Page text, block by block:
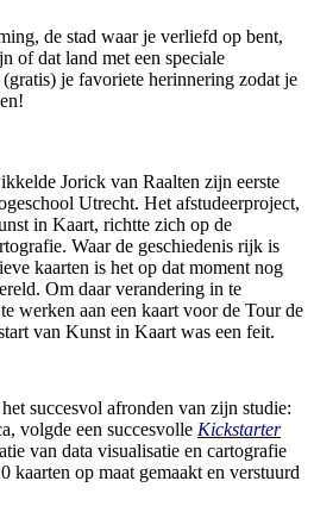
de stad waar je verliefd op bent,
of dat land met een speciale
je favoriete herinnering zodat je
Jorick van Raalten zijn eerste
Utrecht. Het afstudeerproject,
in Kaart, richtte zich op de
Waar de geschiedenis rijk is
kaarten is het op dat moment nog
Om daar verandering in te
werken aan een kaart voor de Tour de
van Kunst in Kaart was een feit.
succesvol afronden van zijn studie:
volgde een succesvolle Kickstarter
van data visualisatie en cartografie
kaarten op maat gemaakt en verstuurd